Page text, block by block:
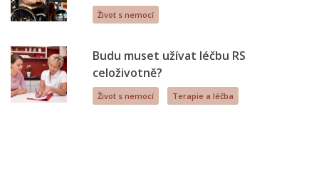
Život s nemocí
Budu muset užívat léčbu RS
celoživotně?
Život s nemocí Terapie a léčba